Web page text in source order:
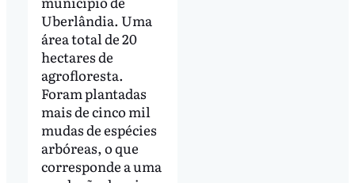
Uberlândia. Uma
área total de 20
hectares de
agrofloresta.
Foram plantadas
mais de cinco mil
mudas de espécies
arbóreas, o que
corresponde a uma